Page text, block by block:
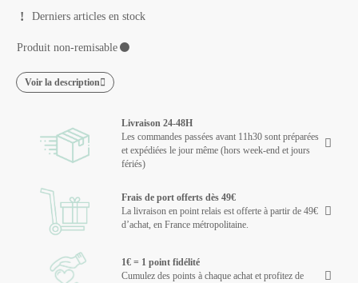
Derniers articles en stock
Produit non-remisable ⚫
Voir la description
Livraison 24-48H
Les commandes passées avant 11h30 sont préparées
et expédiées le jour même (hors week-end et jours
fériés)
Frais de port offerts dès 49€
La livraison en point relais est offerte à partir de 49€
d’achat, en France métropolitaine.
1€ = 1 point fidélité
Cumulez des points à chaque achat et profitez de